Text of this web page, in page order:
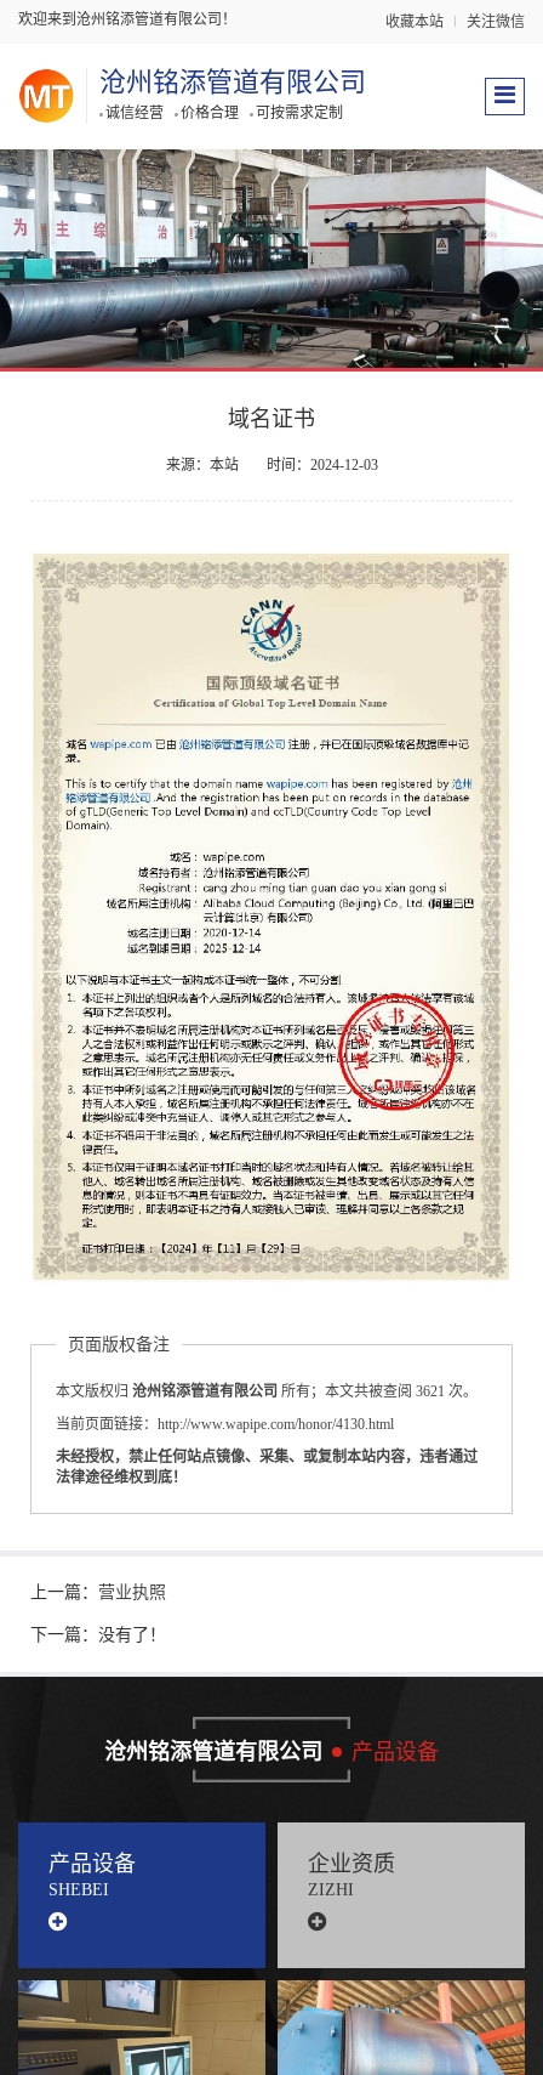
欢迎来到沧州铭添管道有限公司！ 收藏本站 关注微信
沧州铭添管道有限公司
诚信经营 价格合理 可按需求定制
域名证书
来源：本站 时间：2024-12-03
页面版权备注
本文版权归 沧州铭添管道有限公司 所有；本文共被查阅 3621 次。
当前页面链接：http://www.wapipe.com/honor/4130.html
未经授权，禁止任何站点镜像、采集、或复制本站内容，违者通过
法律途径维权到底！
上一篇： 营业执照
下一篇：没有了！
沧州铭添管道有限公司 产品设备
产品设备
SHEBEI
企业资质
ZIZHI